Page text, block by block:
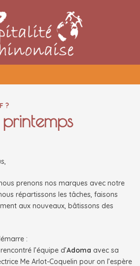
?
prenons nos marques avec notre
répartissons les tâches, faisons
aux nouveaux, bâtissons des
:
l’équipe d’Adoma avec sa
Me Arlot-Coquelin pour on l’espère